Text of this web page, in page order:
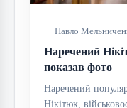
Павло
Наречений
показав фото
Наречений
Нікітюк,